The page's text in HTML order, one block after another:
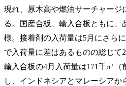
現れ、原木高や燃油サーチャージ
る。国産合板、輸入合板ともに、
様。接着剤の入荷量は5月にさら
で入荷量に差はあるものの総じて
輸入合板の4月入荷量は171千㎥（
し、インドネシアとマレーシアか